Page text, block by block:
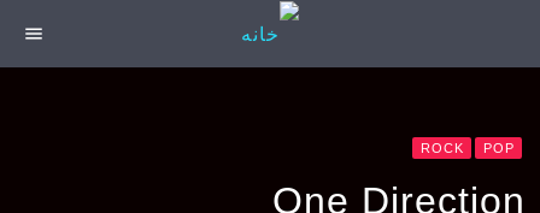
menu
POP
ROCK
One Direction